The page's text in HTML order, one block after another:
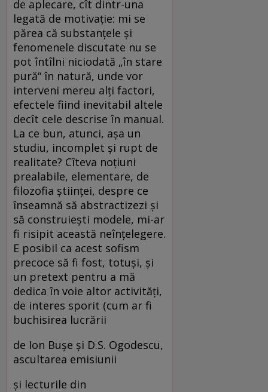
de aplecare, cît dintr-una
legată de motivaţie: mi se
părea că substanţele şi
fenomenele discutate nu se
pot întîlni niciodată „în stare
pură“ în natură, unde vor
interveni mereu alţi factori,
efectele fiind inevitabil altele
decît cele descrise în manual.
La ce bun, atunci, aşa un
studiu, incomplet şi rupt de
realitate? Cîteva noţiuni
prealabile, elementare, de
filozofia ştiinţei, despre ce
înseamnă să abstractizezi şi
să construieşti modele, mi-ar
fi risipit această neînţelegere.
E posibil ca acest sofism
precoce să fi fost, totuşi, şi
un pretext pentru a mă
dedica în voie altor activităţi,
de interes sporit (cum ar fi
buchisirea lucrării
de Ion Buşe şi D.S. Ogodescu,
ascultarea emisiunii
şi lecturile din